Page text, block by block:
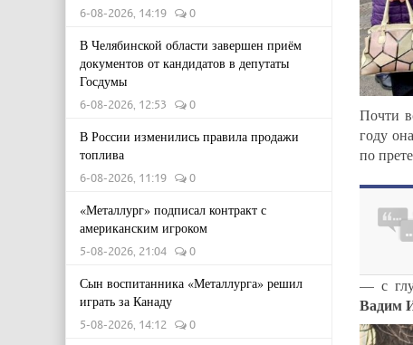
6-08-2026, 14:19 0
В Челябинской области завершен приём
документов от кандидатов в депутаты
Госдумы
6-08-2026, 12:53 0
В России изменились правила продажи
топлива
6-08-2026, 11:19 0
«Металлург» подписал контракт с
американским игроком
5-08-2026, 21:04 0
Сын воспитанника «Металлурга» решил
играть за Канаду
5-08-2026, 14:12 0
Почти
году
по
— с
Вадим